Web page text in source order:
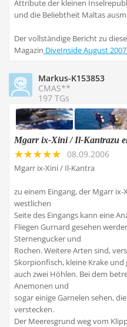
Attribute der kleinen
und die Beliebtheit Maltas
Der vollständige Bericht zu
Magazin DiveInside August
Markus-K153853
CMAS**
197 TGs
Mgarr ix-Xini / Il-Kantrazu
08.09.2006
Mgarr ix-Xini / Il-Kantra
zu einem Eingang, der Mgarr
westlichen
Seite des Eingangs kann eine
Fliegen Gurnard gesehen
Sternengucker und
Rochen. Weitere Arten sind,
Skorpionfisch, kleine Krake
auch zwei Höhlen. Bei dem
Anemonen und
sogar einige Garnelen sehen,
verstecken.
Der Meeresgrund weg vom